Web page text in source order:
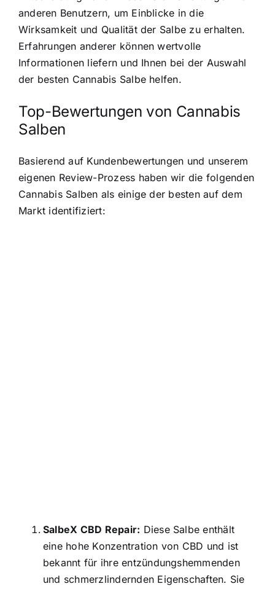
anderen Benutzern, um Einblicke in die
Wirksamkeit und Qualität der Salbe zu erhalten.
Erfahrungen anderer können wertvolle
Informationen liefern und Ihnen bei der Auswahl
der besten Cannabis Salbe helfen.
Top-Bewertungen von Cannabis
Salben
Basierend auf Kundenbewertungen und unserem
eigenen Review-Prozess haben wir die folgenden
Cannabis Salben als einige der besten auf dem
Markt identifiziert:
SalbeX CBD Repair: Diese Salbe enthält
eine hohe Konzentration von CBD und ist
bekannt für ihre entzündungshemmenden
und schmerzlindernden Eigenschaften. Sie